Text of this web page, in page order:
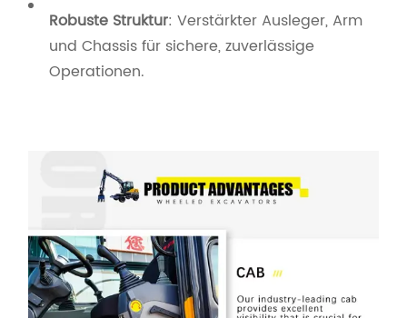
Robuste Struktur: Verstärkter Ausleger, Arm
und Chassis für sichere, zuverlässige
Operationen.